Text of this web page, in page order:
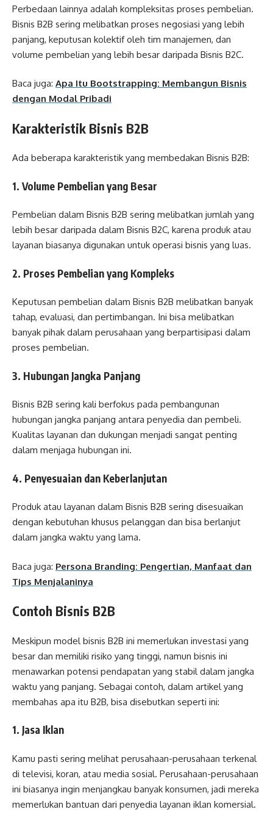
Perbedaan lainnya adalah kompleksitas proses pembelian.
Bisnis B2B sering melibatkan proses negosiasi yang lebih
panjang, keputusan kolektif oleh tim manajemen, dan
volume pembelian yang lebih besar daripada Bisnis B2C.
Baca juga: Apa Itu Bootstrapping: Membangun Bisnis
dengan Modal Pribadi
Karakteristik Bisnis B2B
Ada beberapa karakteristik yang membedakan Bisnis B2B:
1. Volume Pembelian yang Besar
Pembelian dalam Bisnis B2B sering melibatkan jumlah yang
lebih besar daripada dalam Bisnis B2C, karena produk atau
layanan biasanya digunakan untuk operasi bisnis yang luas.
2. Proses Pembelian yang Kompleks
Keputusan pembelian dalam Bisnis B2B melibatkan banyak
tahap, evaluasi, dan pertimbangan. Ini bisa melibatkan
banyak pihak dalam perusahaan yang berpartisipasi dalam
proses pembelian.
3. Hubungan Jangka Panjang
Bisnis B2B sering kali berfokus pada pembangunan
hubungan jangka panjang antara penyedia dan pembeli.
Kualitas layanan dan dukungan menjadi sangat penting
dalam menjaga hubungan ini.
4. Penyesuaian dan Keberlanjutan
Produk atau layanan dalam Bisnis B2B sering disesuaikan
dengan kebutuhan khusus pelanggan dan bisa berlanjut
dalam jangka waktu yang lama.
Baca juga: Persona Branding: Pengertian, Manfaat dan
Tips Menjalaninya
Contoh Bisnis B2B
Meskipun model bisnis B2B ini memerlukan investasi yang
besar dan memiliki risiko yang tinggi, namun bisnis ini
menawarkan potensi pendapatan yang stabil dalam jangka
waktu yang panjang. Sebagai contoh, dalam artikel yang
membahas apa itu B2B, bisa disebutkan seperti ini:
1. Jasa Iklan
Kamu pasti sering melihat perusahaan-perusahaan terkenal
di televisi, koran, atau media sosial. Perusahaan-perusahaan
ini biasanya ingin menjangkau banyak konsumen, jadi mereka
memerlukan bantuan dari penyedia layanan iklan komersial.